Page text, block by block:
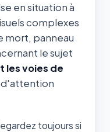
en situation à
complexes
mort, panneau
le sujet
les voies de
d'attention
toujours si